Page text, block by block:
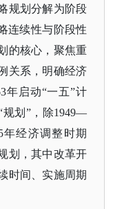
规划分解为阶段
连续性与阶段性
的核心，聚焦重
关系，明确经济
年启动“一五”计
规划”，除1949—
年经济调整时期
划，其中改革开
时间、实施周期